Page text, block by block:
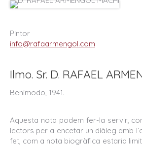
Pintor
info@rafaarmengol.com
Ilmo. Sr. D. RAFAEL
Benimodo, 1941.
Aquesta nota podem fer-la servir,
lectors per a encetar un diàleg amb
fet, com a nota biogràfica estaria